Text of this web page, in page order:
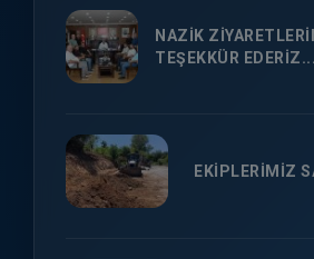
NAZİK
TEŞEKKÜR EDERİZ...
EKİPLERİMİZ